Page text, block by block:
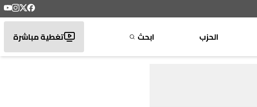
الحزب ابحث تغطية مباشرة